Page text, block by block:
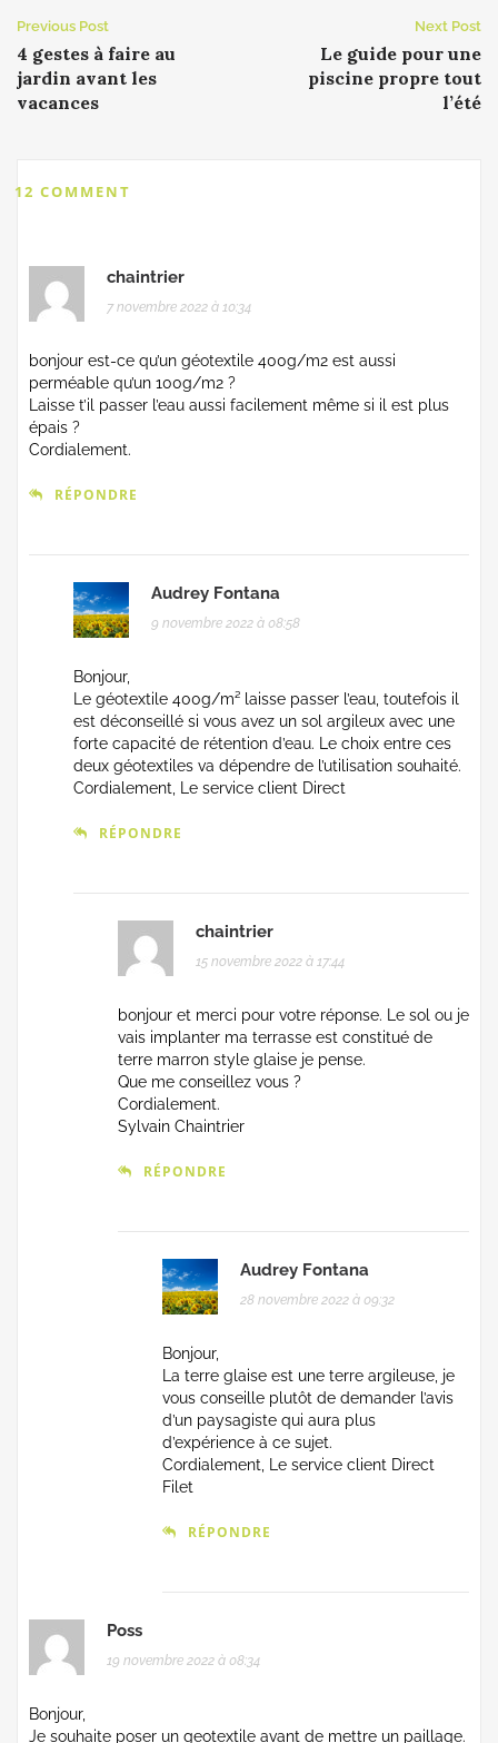
Previous Post
4 gestes à faire au
jardin avant les
vacances
Next Post
Le guide pour une
piscine propre tout
l’été
12 COMMENT
chaintrier
7 novembre 2022 à 10:34
bonjour est-ce qu’un géotextile 400g/m2 est aussi
perméable qu’un 100g/m2 ?
Laisse t’il passer l’eau aussi facilement même si il est plus
épais ?
Cordialement.
RÉPONDRE
Audrey Fontana
9 novembre 2022 à 08:58
Bonjour,
Le géotextile 400g/m² laisse passer l’eau, toutefois il
est déconseillé si vous avez un sol argileux avec une
forte capacité de rétention d’eau. Le choix entre ces
deux géotextiles va dépendre de l’utilisation souhaité.
Cordialement, Le service client Direct
RÉPONDRE
chaintrier
15 novembre 2022 à 17:44
bonjour et merci pour votre réponse. Le sol ou je
vais implanter ma terrasse est constitué de
terre marron style glaise je pense.
Que me conseillez vous ?
Cordialement.
Sylvain Chaintrier
RÉPONDRE
Audrey Fontana
28 novembre 2022 à 09:32
Bonjour,
La terre glaise est une terre argileuse, je
vous conseille plutôt de demander l’avis
d’un paysagiste qui aura plus
d’expérience à ce sujet.
Cordialement, Le service client Direct
Filet
RÉPONDRE
Poss
19 novembre 2022 à 08:34
Bonjour,
Je souhaite poser un geotextile avant de mettre un paillage.